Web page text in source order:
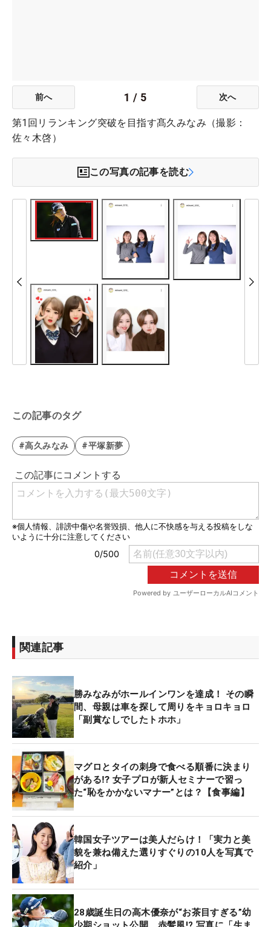
前へ 1 / 5 次へ
第1回リランキング突破を目指す髙久みなみ（撮影：
佐々木啓）
この写真の記事を読む
この記事のタグ
#高久みなみ #平塚新夢
関連記事
勝みなみがホールインワンを達成！ その瞬
間、母親は車を探して周りをキョロキョロ
「副賞なしでしたトホホ」
マグロとタイの刺身で食べる順番に決まり
がある⁉ 女子プロが新人セミナーで習っ
た“恥をかかないマナー”とは？【食事編】
韓国女子ツアーは美人だらけ！「実力と美
貌を兼ね備えた選りすぐりの10人を写真で
紹介」
28歳誕生日の高木優奈が“お茶目すぎる”幼